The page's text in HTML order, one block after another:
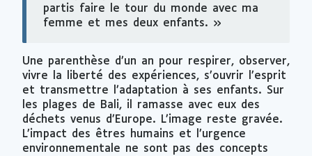
partis faire le tour du monde avec ma
femme et mes deux enfants. »
Une parenthèse d’un an pour respirer, observer,
vivre la liberté des expériences, s’ouvrir l’esprit
et transmettre l’adaptation à ses enfants. Sur
les plages de Bali, il ramasse avec eux des
déchets venus d’Europe. L’image reste gravée.
L’impact des êtres humains et l’urgence
environnementale ne sont pas des concepts